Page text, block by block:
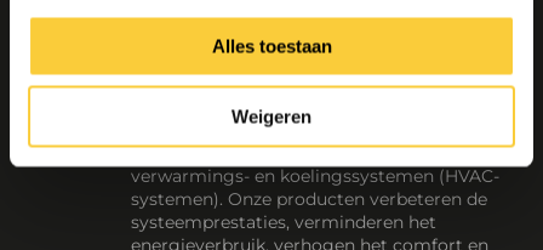
Alles toestaan
Weigeren
Als de toonaangevende expert op het
gebied van systeemwaterkwaliteit
ontwikkelen wij betrouwbare, standaard en
op maat gemaakte oplossingen voor jouw
verwarmings- en koelingssystemen (HVAC-
systemen). Onze producten verbeteren de
systeemprestaties, verminderen het
energieverbruik, verhogen het comfort en